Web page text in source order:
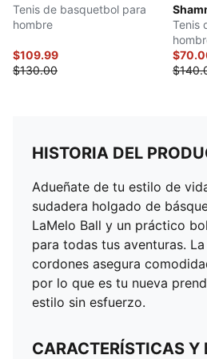
Tenis de basquetbol para
hombre
$109.99
$130.00
Tenis
HISTORIA DEL
Adueñate de tu estilo de
sudadera holgado de
LaMelo Ball y un práctico
para todas tus aventuras.
cordones asegura
por lo que es tu nueva
estilo sin esfuerzo.
CARACTERÍSTICAS Y